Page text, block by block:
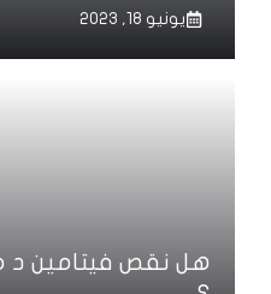
يونيو 18, 2023
هل نقص فيتامين د